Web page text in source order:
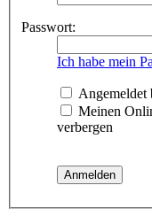
Passwort:
Ich habe mein
Angemeldet
Meinen
verbergen